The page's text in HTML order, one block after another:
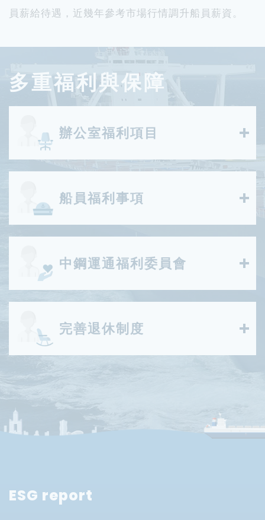
員薪給待遇，近幾年參考市場行情調升船員薪資。
多重福利與保障
辦公室福利項目
船員福利事項
中鋼運通福利委員會
完善退休制度
ESG report